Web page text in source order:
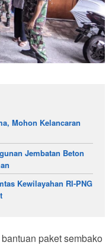
Mohon Kelancaran
Jembatan Beton
Kewilayahan RI-PNG
paket sembako